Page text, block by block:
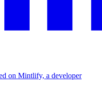
on Mintlify, a developer